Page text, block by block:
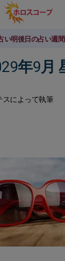
い明後日の占い週
年9月
スによって執筆